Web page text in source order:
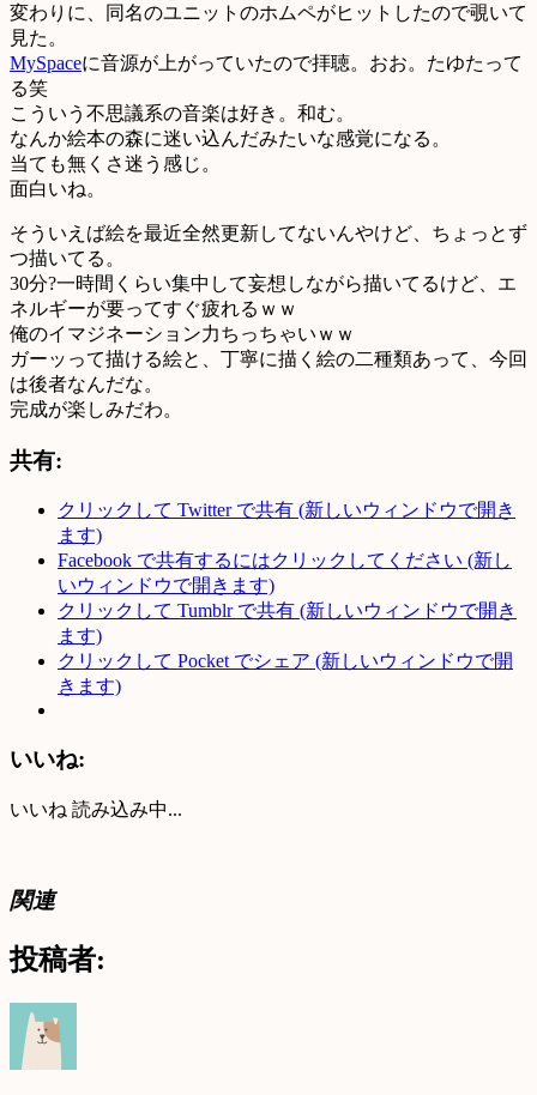
変わりに、同名のユニットのホムペがヒットしたので覗いて
見た。
MySpaceに音源が上がっていたので拝聴。おお。たゆたって
る笑
こういう不思議系の音楽は好き。和む。
なんか絵本の森に迷い込んだみたいな感覚になる。
当ても無くさ迷う感じ。
面白いね。
そういえば絵を最近全然更新してないんやけど、ちょっとず
つ描いてる。
30分?一時間くらい集中して妄想しながら描いてるけど、エ
ネルギーが要ってすぐ疲れるｗｗ
俺のイマジネーション力ちっちゃいｗｗ
ガーッって描ける絵と、丁寧に描く絵の二種類あって、今回
は後者なんだな。
完成が楽しみだわ。
共有:
クリックして Twitter で共有 (新しいウィンドウで開き
ます)
Facebook で共有するにはクリックしてください (新し
いウィンドウで開きます)
クリックして Tumblr で共有 (新しいウィンドウで開き
ます)
クリックして Pocket でシェア (新しいウィンドウで開
きます)
いいね:
いいね 読み込み中...
関連
投稿者: